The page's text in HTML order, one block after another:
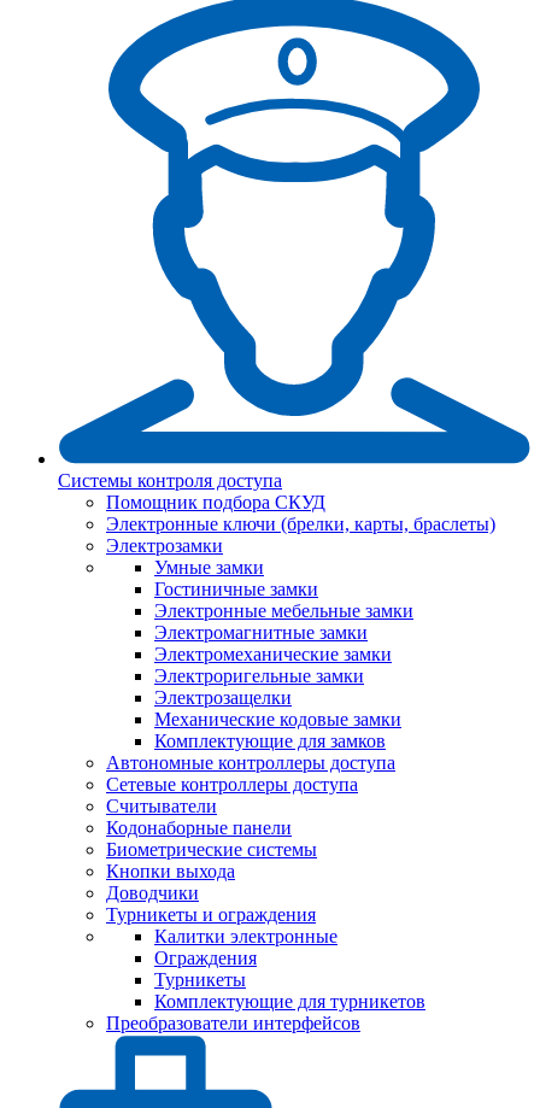
Системы контроля доступа
Помощник подбора СКУД
Электронные ключи (брелки, карты, браслеты)
Электрозамки
Умные замки
Гостиничные замки
Электронные мебельные замки
Электромагнитные замки
Электромеханические замки
Электроригельные замки
Электрозащелки
Механические кодовые замки
Комплектующие для замков
Автономные контроллеры доступа
Сетевые контроллеры доступа
Считыватели
Кодонаборные панели
Биометрические системы
Кнопки выхода
Доводчики
Турникеты и ограждения
Калитки электронные
Ограждения
Турникеты
Комплектующие для турникетов
Преобразователи интерфейсов